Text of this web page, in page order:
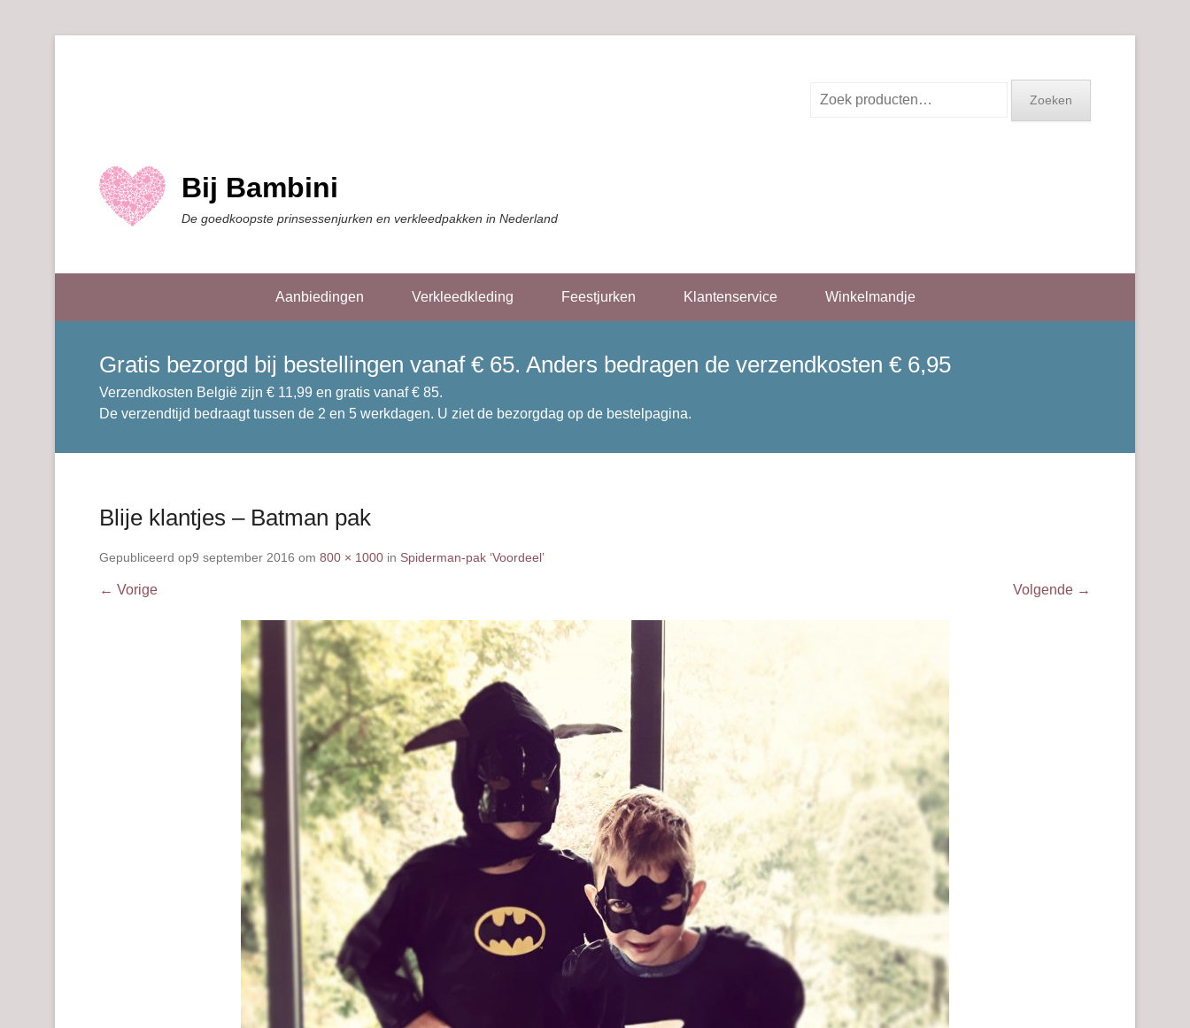
Zoeken
Zoeken
Bij Bambini
De goedkoopste prinsessenjurken en verkleedpakken in Nederland
Aanbiedingen Verkleedkleding Feestjurken Klantenservice Winkelmandje
Gratis bezorgd bij bestellingen vanaf € 65. Anders bedragen de verzendkosten € 6,95
Verzendkosten België zijn € 11,99 en gratis vanaf € 85.
De verzendtijd bedraagt tussen de 2 en 5 werkdagen. U ziet de bezorgdag op de bestelpagina.
Blije klantjes – Batman pak
Gepubliceerd op9 september 2016 om 800 × 1000 in Spiderman-pak ‘Voordeel’
← Vorige Volgende →